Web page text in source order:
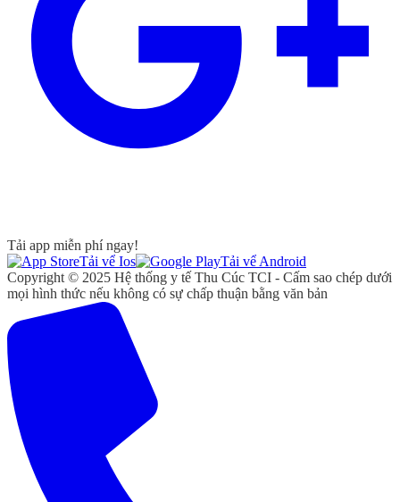
Tải app miễn phí ngay!
Tải vể Ios
Tải vể Android
Copyright © 2025 Hệ thống y tế Thu Cúc TCI - Cấm sao chép dưới
mọi hình thức nếu không có sự chấp thuận bằng văn bản